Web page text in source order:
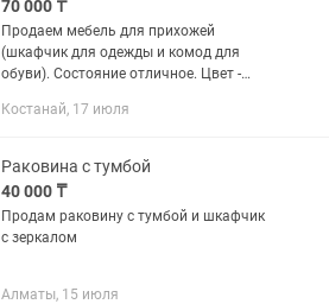
70 000 ₸
Продаем мебель для прихожей
(шкафчик для одежды и комод для
обуви). Состояние отличное. Цвет -
с зеркалом. Очень красивая мебель.
Костанай, 17 июля
Раковина с тумбой
40 000 ₸
Продам раковину с тумбой и шкафчик
с зеркалом
Алматы, 15 июля